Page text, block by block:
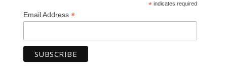
*indicates required
Email Address *